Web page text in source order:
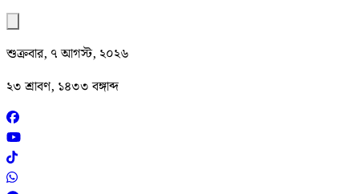
শুক্রবার, ৭ আগস্ট, ২০২৬
২৩ শ্রাবণ, ১৪৩৩ বঙ্গাব্দ